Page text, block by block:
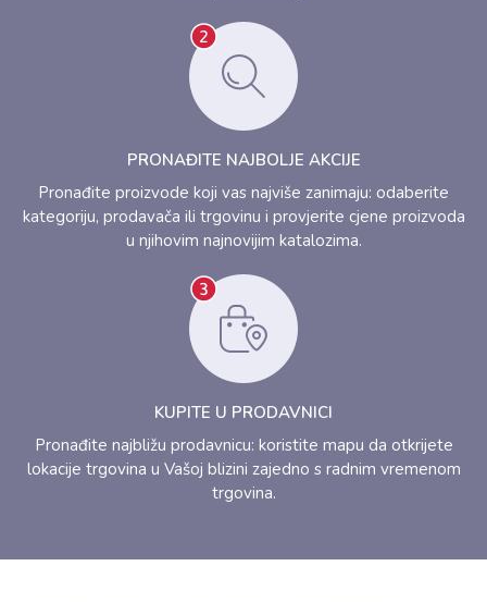
PRONAĐITE NAJBOLJE AKCIJE
Pronađite proizvode koji vas najviše zanimaju: odaberite
kategoriju, prodavača ili trgovinu i provjerite cjene proizvoda
u njihovim najnovijim katalozima.
KUPITE U PRODAVNICI
Pronađite najbližu prodavnicu: koristite mapu da otkrijete
lokacije trgovina u Vašoj blizini zajedno s radnim vremenom
trgovina.